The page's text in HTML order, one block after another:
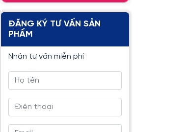
ĐĂNG KÝ TƯ VẤN SẢN
PHẨM
Nhận tư vấn miễn phí